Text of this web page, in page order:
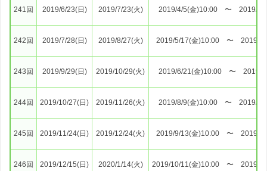
241回 2019/6/23(日) 2019/7/23(火) 2019/4/5(金)10:00 〜 2019/5/
242回 2019/7/28(日) 2019/8/27(火) 2019/5/17(金)10:00 〜 2019/6/
243回 2019/9/29(日) 2019/10/29(火) 2019/6/21(金)10:00 〜 2019/8/
244回 2019/10/27(日) 2019/11/26(火) 2019/8/9(金)10:00 〜 2019/9/
245回 2019/11/24(日) 2019/12/24(火) 2019/9/13(金)10:00 〜 2019/
246回 2019/12/15(日) 2020/1/14(火) 2019/10/11(金)10:00 〜 2019/